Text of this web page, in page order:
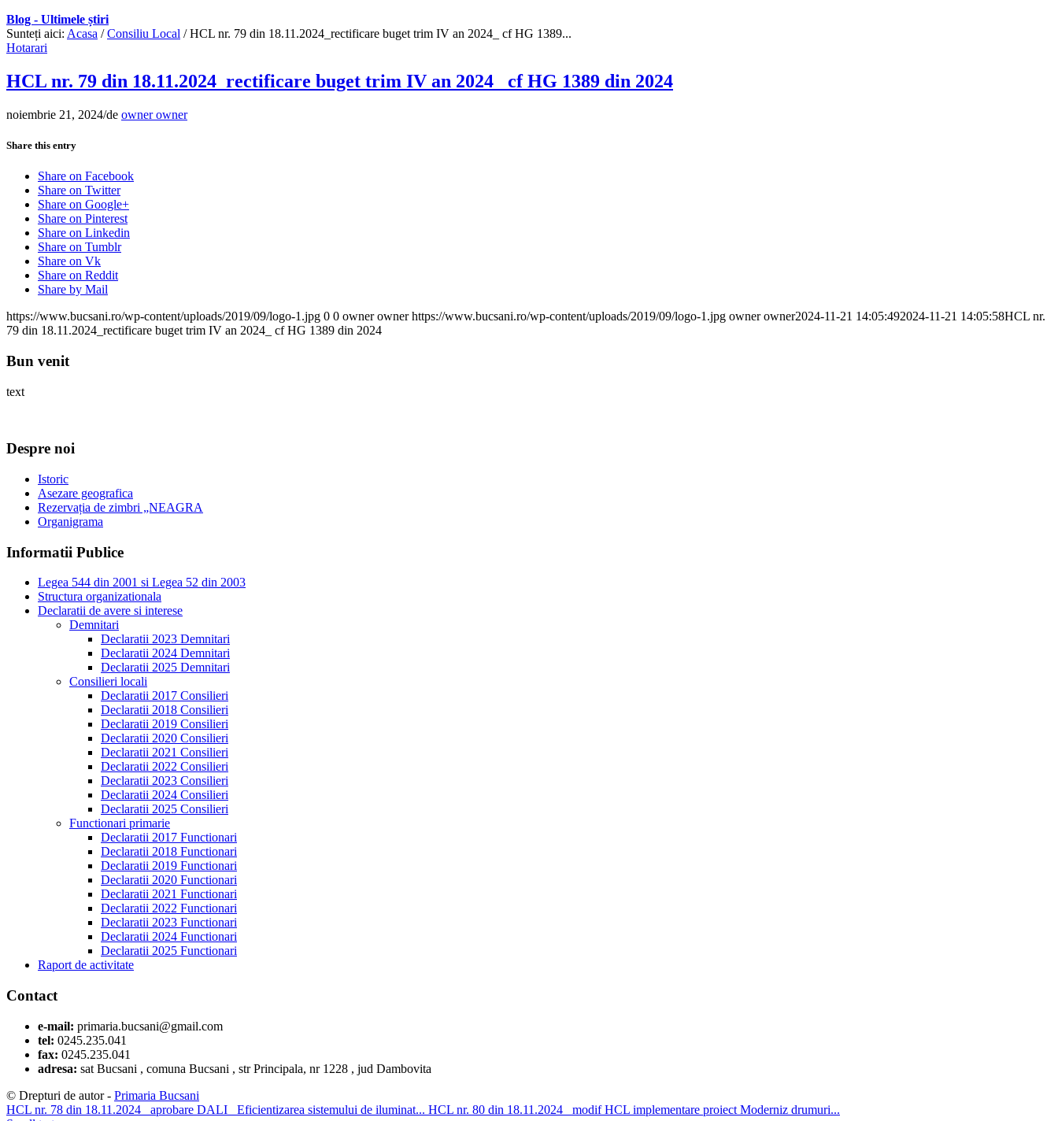
Blog - Ultimele știri
Sunteți aici: Acasa / Consiliu Local / HCL nr. 79 din 18.11.2024_rectificare buget trim IV an 2024_ cf HG 1389...
Hotarari
HCL nr. 79 din 18.11.2024_rectificare buget trim IV an 2024_ cf HG 1389 din 2024
noiembrie 21, 2024/de owner owner
Share this entry
Share on Facebook
Share on Twitter
Share on Google+
Share on Pinterest
Share on Linkedin
Share on Tumblr
Share on Vk
Share on Reddit
Share by Mail
https://www.bucsani.ro/wp-content/uploads/2019/09/logo-1.jpg 0 0 owner owner https://www.bucsani.ro/wp-content/uploads/2019/09/logo-1.jpg owner owner2024-11-21 14:05:492024-11-21 14:05:58HCL nr.
79 din 18.11.2024_rectificare buget trim IV an 2024_ cf HG 1389 din 2024
Bun venit
text
Despre noi
Istoric
Asezare geografica
Rezervația de zimbri „NEAGRA
Organigrama
Informatii Publice
Legea 544 din 2001 si Legea 52 din 2003
Structura organizationala
Declaratii de avere si interese
Demnitari
Declaratii 2023 Demnitari
Declaratii 2024 Demnitari
Declaratii 2025 Demnitari
Consilieri locali
Declaratii 2017 Consilieri
Declaratii 2018 Consilieri
Declaratii 2019 Consilieri
Declaratii 2020 Consilieri
Declaratii 2021 Consilieri
Declaratii 2022 Consilieri
Declaratii 2023 Consilieri
Declaratii 2024 Consilieri
Declaratii 2025 Consilieri
Functionari primarie
Declaratii 2017 Functionari
Declaratii 2018 Functionari
Declaratii 2019 Functionari
Declaratii 2020 Functionari
Declaratii 2021 Functionari
Declaratii 2022 Functionari
Declaratii 2023 Functionari
Declaratii 2024 Functionari
Declaratii 2025 Functionari
Raport de activitate
Contact
e-mail: primaria.bucsani@gmail.com
tel: 0245.235.041
fax: 0245.235.041
adresa: sat Bucsani , comuna Bucsani , str Principala, nr 1228 , jud Dambovita
© Drepturi de autor - Primaria Bucsani
HCL nr. 78 din 18.11.2024_ aprobare DALI _Eficientizarea sistemului de iluminat... HCL nr. 80 din 18.11.2024_ modif HCL implementare proiect Moderniz drumuri...